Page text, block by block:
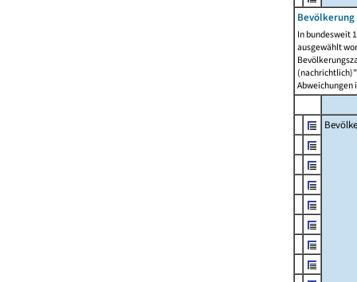
In bundesweit
ausgewählt
Abweichungen